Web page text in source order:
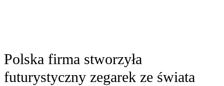
Polska firma stworzyła
futurystyczny zegarek ze świata